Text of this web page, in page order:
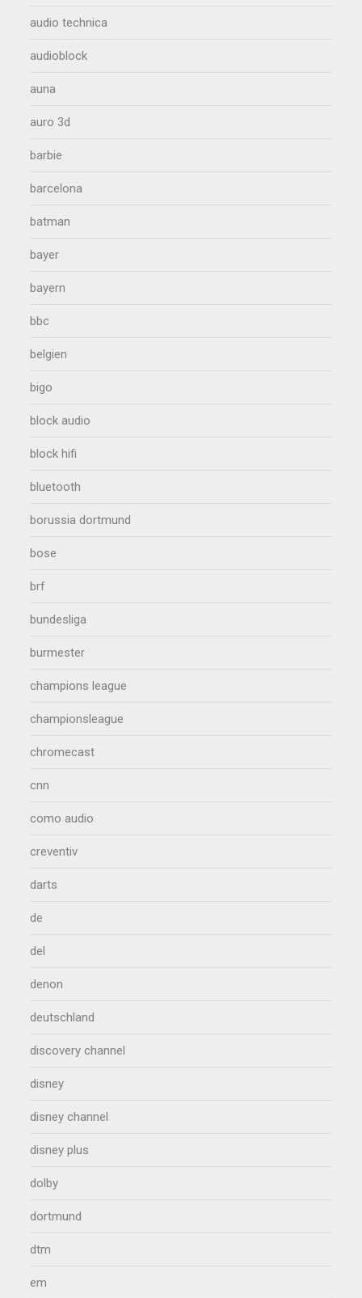
audio technica
audioblock
auna
auro 3d
barbie
barcelona
batman
bayer
bayern
bbc
belgien
bigo
block audio
block hifi
bluetooth
borussia dortmund
bose
brf
bundesliga
burmester
champions league
championsleague
chromecast
cnn
como audio
creventiv
darts
de
del
denon
deutschland
discovery channel
disney
disney channel
disney plus
dolby
dortmund
dtm
em